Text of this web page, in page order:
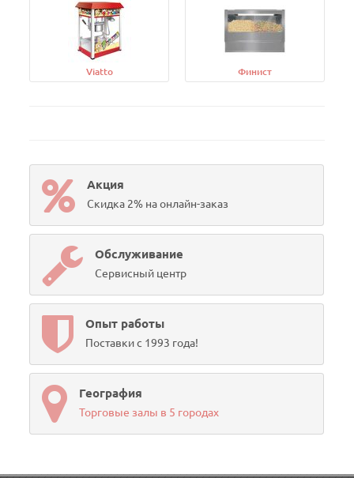
Viatto Финист
Акция
Скидка 2% на онлайн-заказ
Обслуживание
Сервисный центр
Опыт работы
Поставки с 1993 года!
География
Торговые залы в 5 городах